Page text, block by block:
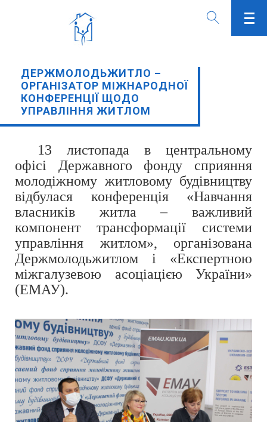
ДЕРЖМОЛОДЬЖИТЛО –
ОРГАНІЗАТОР МІЖНАРОДНОЇ
КОНФЕРЕНЦІЇ ЩОДО
УПРАВЛІННЯ ЖИТЛОМ
13 листопада в центральному
офісі Державного фонду сприяння
молодіжному житловому будівництву
відбулася конференція «Навчання
власників житла – важливий
компонент трансформації системи
управління житлом», організована
Держмолодьжитлом і «Експертною
міжгалузевою асоціацією України»
(ЕМАУ).